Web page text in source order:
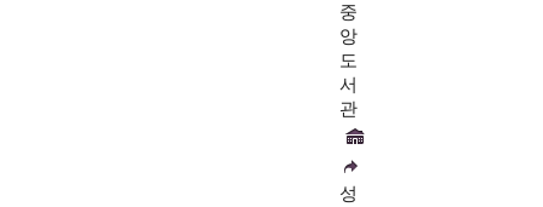
중
앙
도
서
관
성